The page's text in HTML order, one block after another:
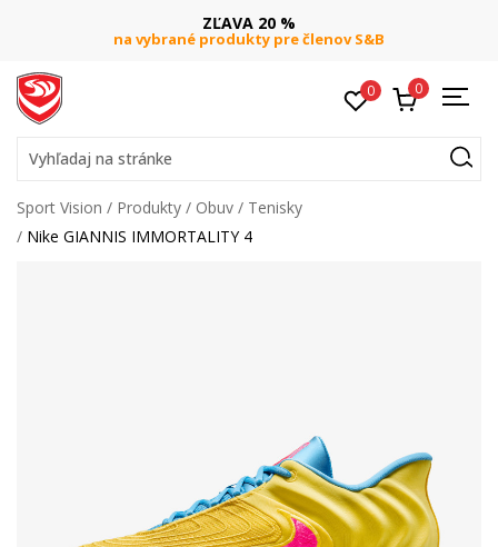
ZĽAVA 20 %
na vybrané produkty pre členov S&B
0 0
Vyhľadaj na stránke
Sport Vision Produkty Obuv
Tenisky
Nike GIANNIS IMMORTALITY 4